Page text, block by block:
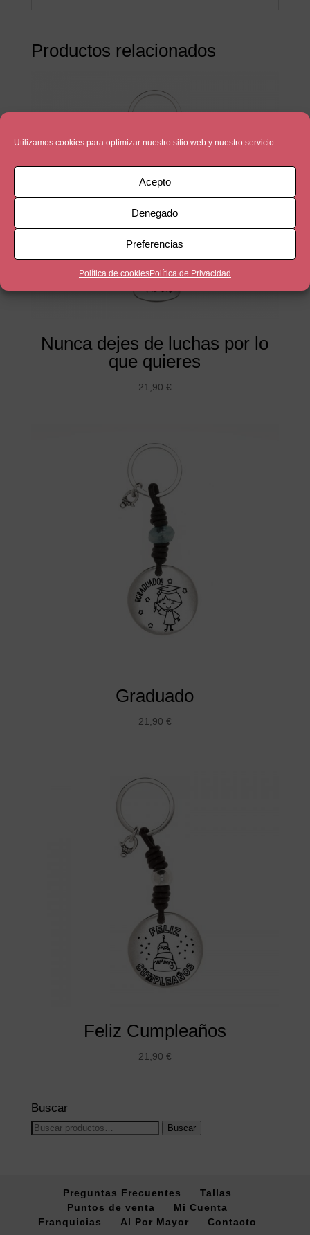
Utilizamos cookies para optimizar nuestro sitio web y nuestro servicio.
Acepto
Denegado
Preferencias
Política de cookiesPolítica de Privacidad
Productos relacionados
Nunca dejes de luchas por lo
que quieres
21,90 €
Graduado
21,90 €
Feliz Cumpleaños
21,90 €
Buscar
Buscar
Buscar
Preguntas Frecuentes
Tallas
Puntos de venta
Mi Cuenta
Franquicias
Al Por Mayor Contacto